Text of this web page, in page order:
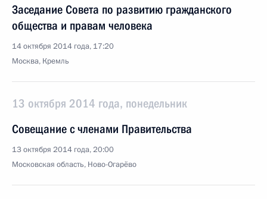
Заседание Совета по развитию гражданского
общества и правам человека
14 октября 2014 года, 17:20
Москва, Кремль
13 октября 2014 года, понедельник
Совещание с членами Правительства
13 октября 2014 года, 20:00
Московская область, Ново-Огарёво